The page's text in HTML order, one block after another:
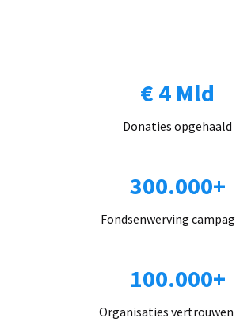
€ 4 Mld
Donaties opgehaald
300.000+
Fondsenwerving
100.000+
Organisaties vertrouwen